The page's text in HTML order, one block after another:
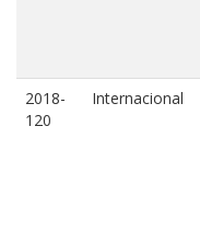
2018-
120
Internacional